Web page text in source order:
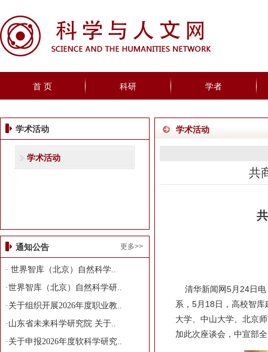
首 页 科研 学者
学术活动
学术活动
通知公告 更多>>
· 世界智库（北京）自然科学..
·世界智库（北京）自然科学研..
· 关于组织开展2026年度职业教..
· 山东省未来科学研究院 关于..
· 关于申报2026年度软科学研究..
学术活动
共
清华新闻网5月24日电
系，5月18日，高校智
大学、中山大学、北京
加此次座谈会，中宣部